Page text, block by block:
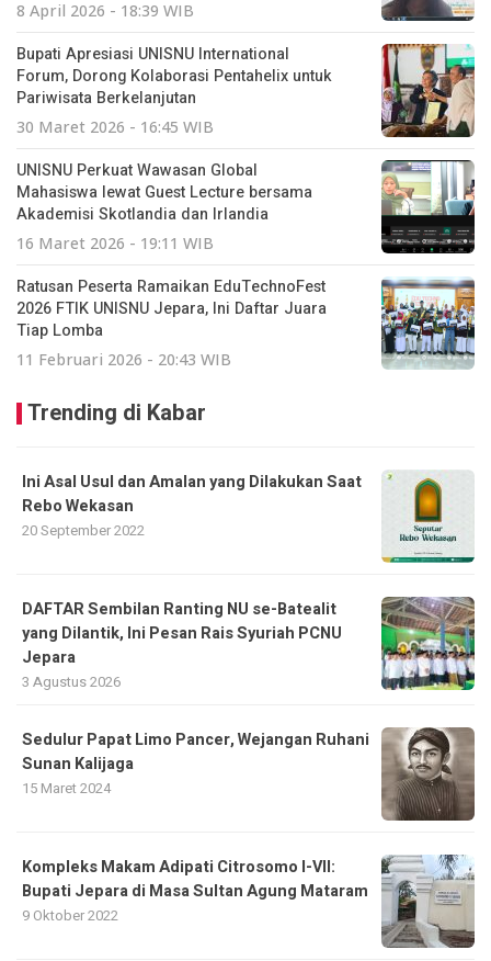
8 April 2026 - 18:39 WIB
Bupati Apresiasi UNISNU International
Forum, Dorong Kolaborasi Pentahelix untuk
Pariwisata Berkelanjutan
30 Maret 2026 - 16:45 WIB
UNISNU Perkuat Wawasan Global
Mahasiswa lewat Guest Lecture bersama
Akademisi Skotlandia dan Irlandia
16 Maret 2026 - 19:11 WIB
Ratusan Peserta Ramaikan EduTechnoFest
2026 FTIK UNISNU Jepara, Ini Daftar Juara
Tiap Lomba
11 Februari 2026 - 20:43 WIB
Trending di Kabar
Ini Asal Usul dan Amalan yang Dilakukan Saat
Rebo Wekasan
20 September 2022
DAFTAR Sembilan Ranting NU se-Batealit
yang Dilantik, Ini Pesan Rais Syuriah PCNU
Jepara
3 Agustus 2026
Sedulur Papat Limo Pancer, Wejangan Ruhani
Sunan Kalijaga
15 Maret 2024
Kompleks Makam Adipati Citrosomo I-VII:
Bupati Jepara di Masa Sultan Agung Mataram
9 Oktober 2022